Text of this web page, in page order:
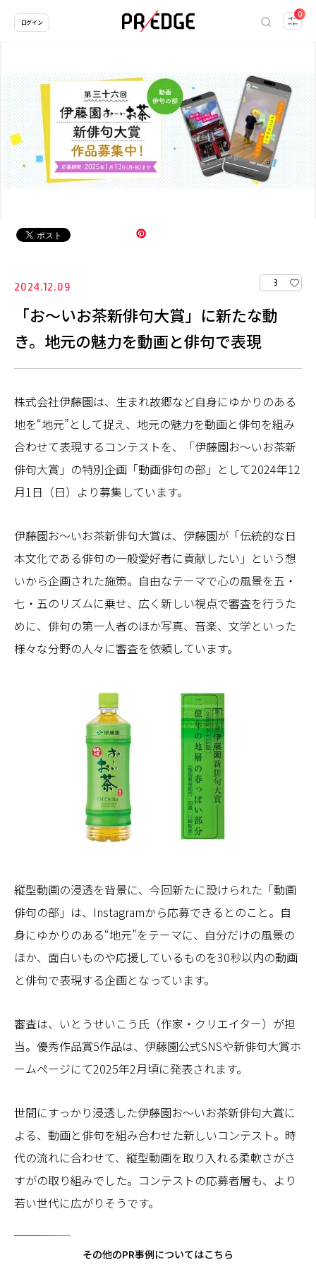
0
ログイン
2024.12.09 3
「お～いお茶新俳句大賞」に新たな動
き。地元の魅力を動画と俳句で表現
株式会社伊藤園は、生まれ故郷など自身にゆかりのある
地を“地元”として捉え、地元の魅力を動画と俳句を組み
合わせて表現するコンテストを、「伊藤園お～いお茶新
俳句大賞」の特別企画「動画俳句の部」として2024年12
月1日（日）より募集しています。
伊藤園お～いお茶新俳句大賞は、伊藤園が「伝統的な日
本文化である俳句の一般愛好者に貢献したい」という想
いから企画された施策。自由なテーマで心の風景を五・
七・五のリズムに乗せ、広く新しい視点で審査を行うた
めに、俳句の第一人者のほか写真、音楽、文学といった
様々な分野の人々に審査を依頼しています。
縦型動画の浸透を背景に、今回新たに設けられた「動画
俳句の部」は、Instagramから応募できるとのこと。自
身にゆかりのある“地元”をテーマに、自分だけの風景の
ほか、面白いものや応援しているものを30秒以内の動画
と俳句で表現する企画となっています。
審査は、いとうせいこう氏（作家・クリエイター）が担
当。優秀作品賞5作品は、伊藤園公式SNSや新俳句大賞ホ
ームページにて2025年2月頃に発表されます。
世間にすっかり浸透した伊藤園お～いお茶新俳句大賞に
よる、動画と俳句を組み合わせた新しいコンテスト。時
代の流れに合わせて、縦型動画を取り入れる柔軟さがさ
すがの取り組みでした。コンテストの応募者層も、より
若い世代に広がりそうです。
その他のPR事例についてはこちら